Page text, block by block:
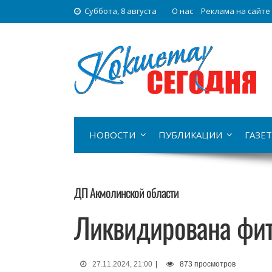
Суббота, 8 августа О нас Реклама на сайте
НОВОСТИ ПУБЛИКАЦИИ
ДП Акмолинской области
Ликвидирована
27.11.2024, 21:00 | 873 просмотров